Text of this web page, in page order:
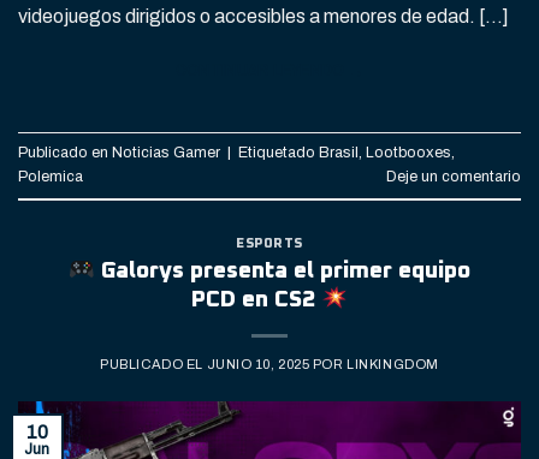
videojuegos dirigidos o accesibles a menores de edad. […]
Publicado en Noticias Gamer Etiquetado Brasil , Lootbooxes,
Polemica
Deje un comentario
ESPORTS
Galorys presenta el primer equipo
PCD en CS2
PUBLICADO EL JUNIO 10, 2025 POR LINKINGDOM
10
Jun